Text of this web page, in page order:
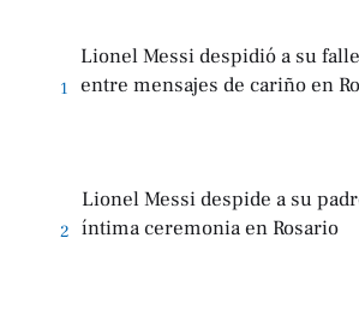
1
Lionel Messi despidió a su
entre mensajes de cariño en
2
Lionel Messi despide a su
íntima ceremonia en Rosario